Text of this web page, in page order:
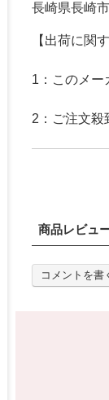
長崎県長崎市
【出荷に関
1：このメー
2：ご注文殺
商品レビュ
コメントを書